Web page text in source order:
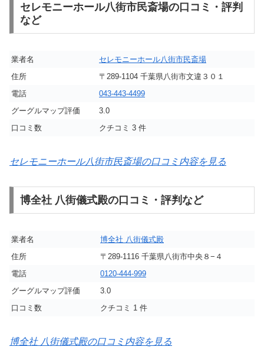
セレモニーホール八街市民斎場の口コミ・評判
など
業者名
セレモニーホール八街市民斎場
住所
〒289-1104 千葉県八街市文違３０１
電話
043-443-4499
グーグルマップ評価
3.0
口コミ数
クチコミ 3 件
セレモニーホール八街市民斎場の口コミ内容を見る
博全社 八街儀式殿の口コミ・評判など
業者名
博全社 八街儀式殿
住所
〒289-1116 千葉県八街市中央８−４
電話
0120-444-999
グーグルマップ評価
3.0
口コミ数
クチコミ 1 件
博全社 八街儀式殿の口コミ内容を見る